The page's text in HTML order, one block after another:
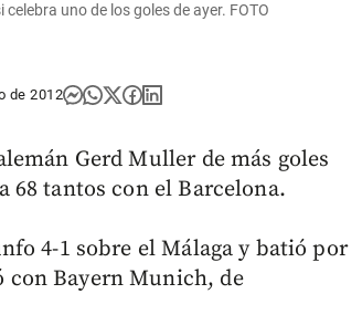
uno de los goles de ayer. FOTO
de 2012
Gerd Muller de más goles
68 tantos con el Barcelona.
4-1 sobre el Málaga y batió por
con Bayern Munich, de